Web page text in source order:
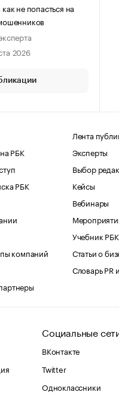
не попасться на
2026
РБК
РБК
компаний
Лента
Эксперты
Выбор
Кейсы
Вебинары
Учебник
Статьи о
Словарь PR
Социальные
ВКонтакте
Twitter
Одноклассники